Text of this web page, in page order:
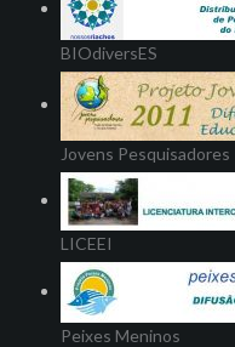
BIOdiversES
Jovens Pesquisadores
LICEEI
Peixes Meninos